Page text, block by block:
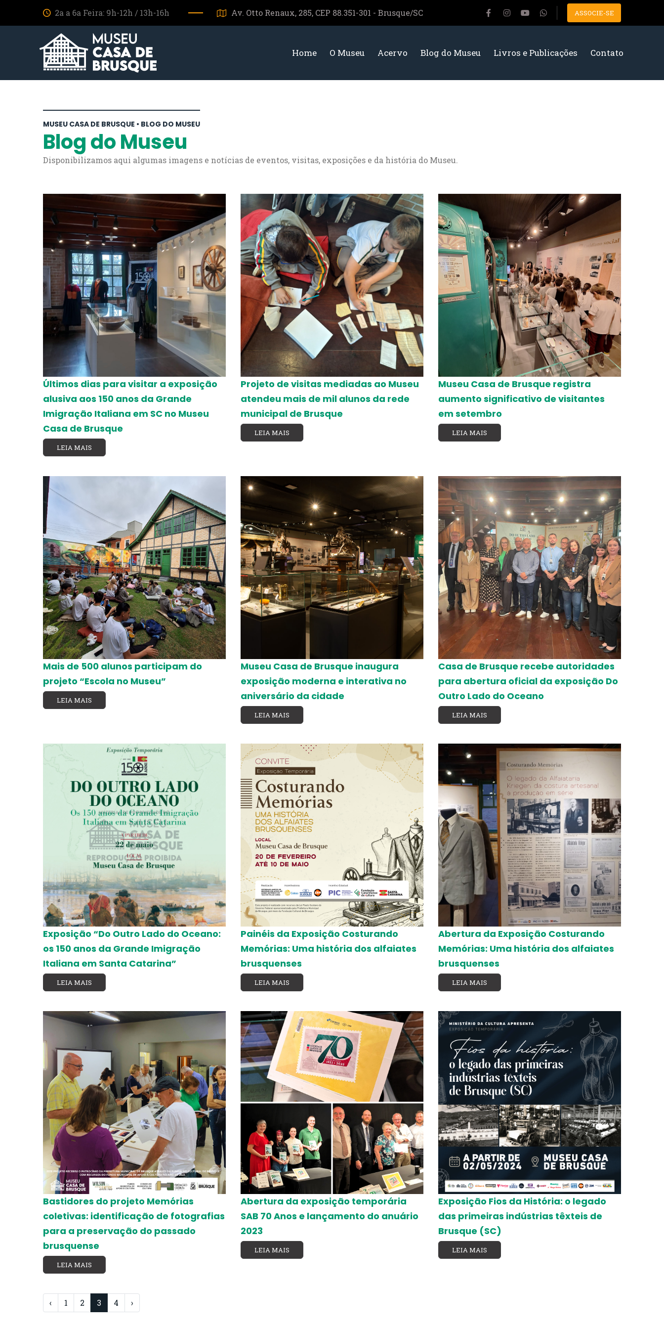
2a a 6a Feira: 9h-12h / 13h-16h Av. Otto Renaux, 285, CEP 88.351-301 - Brusque/SC ASSOCIE-SE
Home O Museu Acervo Blog do Museu Livros e Publicações Contato
MUSEU CASA DE BRUSQUE • BLOG DO MUSEU
Blog do Museu
Disponibilizamos aqui algumas imagens e notícias de eventos, visitas, exposições e da história do Museu.
Últimos dias para visitar a exposição
alusiva aos 150 anos da Grande
Imigração Italiana em SC no Museu
Casa de Brusque
LEIA MAIS
Projeto de visitas mediadas ao Museu
atendeu mais de mil alunos da rede
municipal de Brusque
LEIA MAIS
Museu Casa de Brusque registra
aumento significativo de visitantes
em setembro
LEIA MAIS
Mais de 500 alunos participam do
projeto “Escola no Museu”
LEIA MAIS
Museu Casa de Brusque inaugura
exposição moderna e interativa no
aniversário da cidade
LEIA MAIS
Casa de Brusque recebe autoridades
para abertura oficial da exposição Do
Outro Lado do Oceano
LEIA MAIS
Exposição “Do Outro Lado do Oceano:
os 150 anos da Grande Imigração
Italiana em Santa Catarina”
LEIA MAIS
Painéis da Exposição Costurando
Memórias: Uma história dos alfaiates
brusquenses
LEIA MAIS
Abertura da Exposição Costurando
Memórias: Uma história dos alfaiates
brusquenses
LEIA MAIS
Bastidores do projeto Memórias
coletivas: identificação de fotografias
para a preservação do passado
brusquense
LEIA MAIS
Abertura da exposição temporária
SAB 70 Anos e lançamento do anuário
2023
LEIA MAIS
Exposição Fios da História: o legado
das primeiras indústrias têxteis de
Brusque (SC)
LEIA MAIS
‹ 1 2 3 4 ›